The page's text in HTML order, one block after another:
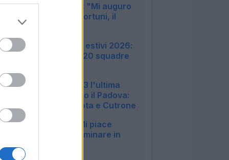
Inter, Calhanoglu: "Mi auguro
di avere meno infortuni, il
rinnovo..."
08:08
Amichevoli e ritiri estivi 2026:
tutte le info sulle 20 squadre
22:51
Monza, finisce 3-3 l'ultima
amichevole contro il Padova:
in gol Pessina, Mota e Cutrone
22:50
Milan, Jashari: "Mi piace
Amorim, vuole dominare in
20:30